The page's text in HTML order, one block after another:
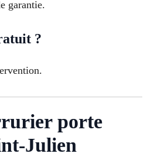
garantie.
?
porte
Julien